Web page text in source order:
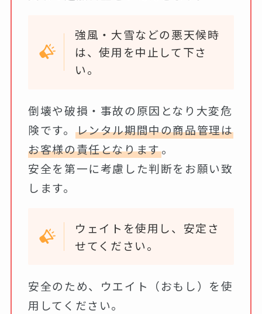
強風・大雪などの悪天候時
は、使用を中止して下さ
い。
倒壊や破損・事故の原因となり大変危
険です。 レンタル期間中の商品管理は
お客様の責任となります。
安全を第一に考慮した判断をお願い致
します。
ウェイトを使用し、安定さ
せてください。
安全のため、ウエイト（おもし）を使
用してください。